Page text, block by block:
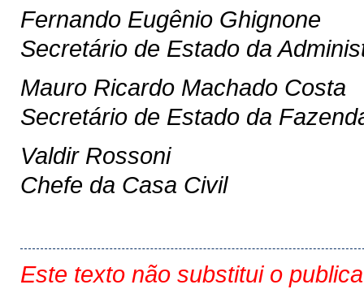
Fernando Eugênio Ghignone
Secretário de Estado da
Mauro Ricardo Machado Costa
Secretário de Estado da
Valdir Rossoni
Chefe da Casa Civil
Este texto não substitui o